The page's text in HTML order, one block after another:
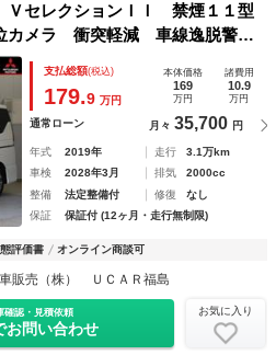
セレクションＩＩ 禁煙１１型
カメラ 衝突軽減 車線逸脱警
クルコン シートヒーター ア
ｅｔｏｏｔｈ 両側電動スライド
支払総額(税込)
179.9 万円
本体価格
169
万円
諸費用
10.9
万円
通常ローン 月々 35,700 円
年式 2019年 走行
3.1万km
車検
2028年3月 排気
2000cc
整備
法定整備付 修復
なし
保証
保証付 (12ヶ月・走行無制限)
評価書 オンライン商談可
販売（株） ＵＣＡＲ福島
確認・見積依頼
お問い合わせ
お気に入り